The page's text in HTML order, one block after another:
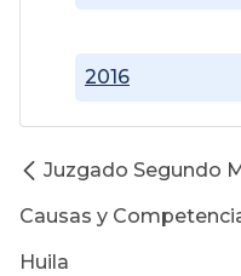
2016
Juzgado Segundo
Causas y
Huila